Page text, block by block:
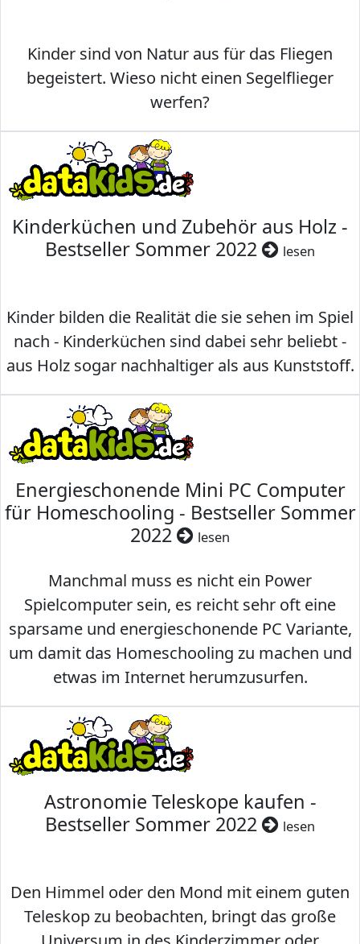
Kinder sind von Natur aus für das Fliegen
begeistert. Wieso nicht einen Segelflieger
werfen?
Kinderküchen und Zubehör aus Holz -
Bestseller Sommer 2022
lesen
Kinder bilden die Realität die sie sehen im Spiel
nach - Kinderküchen sind dabei sehr beliebt -
aus Holz sogar nachhaltiger als aus Kunststoff.
Energieschonende Mini PC Computer
für Homeschooling - Bestseller Sommer
2022
lesen
Manchmal muss es nicht ein Power
Spielcomputer sein, es reicht sehr oft eine
sparsame und energieschonende PC Variante,
um damit das Homeschooling zu machen und
etwas im Internet herumzusurfen.
Astronomie Teleskope kaufen -
Bestseller Sommer 2022
lesen
Den Himmel oder den Mond mit einem guten
Teleskop zu beobachten, bringt das große